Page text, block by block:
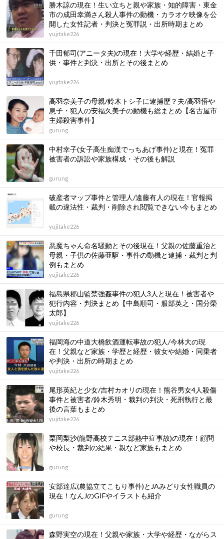
勝木諒の現在！生い立ちと親や家族・知的障害・東金
市の成田幸満さん殺人事件の動機・カラオケ映像を公
開した女性記者・判決と冤罪説・出所時期まとめ
yujitake226
千田郁司(アニータ夫)の現在！大学や経歴・結婚と子
供・事件と判決・出所とその後まとめ
yujitake226
高羽奈美子の母親/鈴木トシ子に逮捕歴？夫/高羽悟や
息子・犯人の安福久美子の動機も総まとめ【名古屋市
主婦殺害事件】
gurung
中村幸子(女子高生痴漢でっちあげ事件)と現在！冤罪
被害者の訴訟や家族構成・その後も解説
gurung
破産者マップ事件と管理人/遠藤有人の現在！官報掲
載の違法性・裁判・削除され閲覧できない今もまとめ
yujitake226
悪魔ちゃん命名騒動とその後現在！父親の佐藤重治と
母親・子供の佐藤亜駆・事件の動機と逮捕・裁判と判
例もまとめ
yujitake226
福島県郡山監禁強姦事件の犯人3人と現在！被害者や
犯行内容・判決まとめ【中島順司・服部英之・国分榮
太郎】
yujitake226
福岡海の中道大橋飲酒運転事故の犯人/今林大の現
在！父親など家族・学歴と経歴・彼女や結婚・同乗者
や判決・出所の時期まとめ
yujitake226
尾形英紀と少女/吉村カオリの現在！熊谷男女4人殺傷
事件と被害者/鈴木秀明・裁判の判決・死刑執行と最
後の言葉もまとめ
yujitake226
栗岡梨沙(龍野高校テニス部熱中症事故)の現在！顧問
や校長・裁判の結果・親など家族もまとめ
gurung
安部達広(農協立てこもり事件)とJAみどり女性職員の
現在！なんJのGIFやイラストも紹介
gurung
森野実空の現在！父親や家族・大学や経歴・ながらス